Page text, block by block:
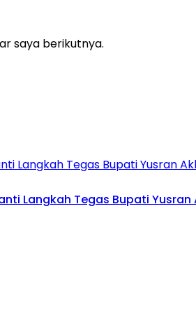
saya berikutnya.
Langkah Tegas Bupati Yusran